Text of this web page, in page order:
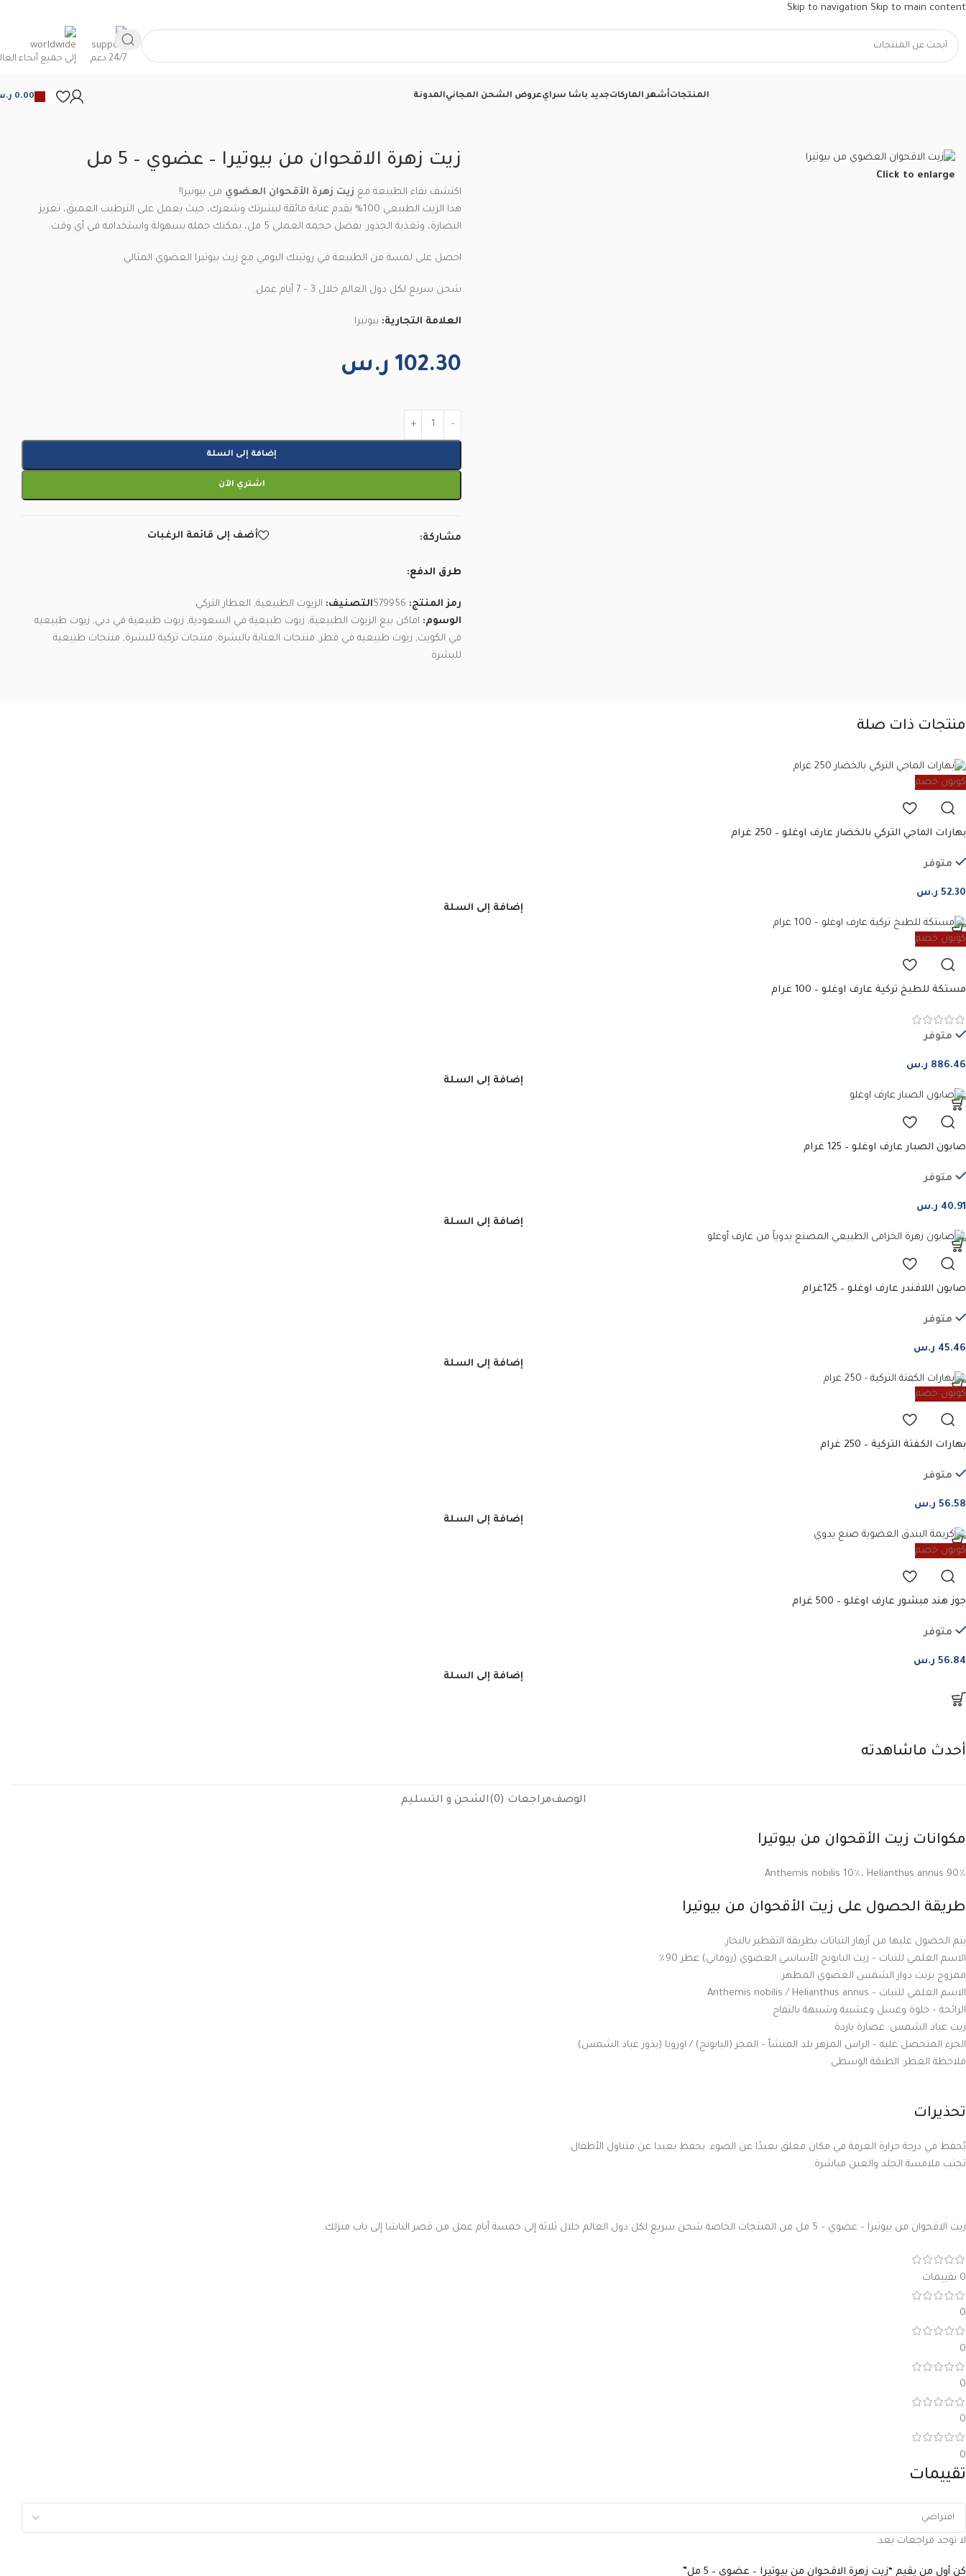
Skip to navigation Skip to main content
24/7 دعم إلى جميع أنحاء
المنتجاتأشهر الماركاتجديد باشا سرايعروض الشحن المجانيالمدونة 0.00
Click to enlarge
زيت زهرة الاقحوان من بيوتيرا – عضوي – 5 مل
اكتشف نقاء الطبيعة مع زيت زهرة الأقحوان العضوي من بيوتيرا!
هذا الزيت الطبيعي 100% يقدم عناية فائقة لبشرتك وشعرك، حيث يعمل على الترطيب العميق، تعزيز
النضارة، وتغذية الجذور. بفضل حجمه العملي 5 مل، يمكنك حمله بسهولة واستخدامه في أي وقت.
احصل على لمسة من الطبيعة في روتينك اليومي مع زيت بيوتيرا العضوي المثالي.
شحن سريع لكل دول العالم خلال 3 – 7 أيام عمل.
العلامة التجارية: بيوتيرا
102.30 ر.س
إضافة إلى السلة
اشتري الآن
أضف إلى قائمة الرغبات مشاركة:
طرق الدفع:
رمز المنتج: S79956التصنيف: الزيوت الطبيعية, العطار التركي
الوسوم: اماكن بيع الزيوت الطبيعية, زيوت طبيعية في السعودية, زيوت طبيعية في دبي, زيوت طبيعيه
في الكويت, زيوت طبيعيه في قطر, منتجات العناية بالبشرة, منتجات تركية للبشرة, منتجات طبيعية
للبشرة
منتجات ذات صلة
كوبون خصم
بهارات الماجي التركي بالخضار عارف اوغلو – 250 غرام
متوفر
52.30 ر.س
إضافة إلى السلة
كوبون خصم
مستكة للطبخ تركية عارف اوغلو – 100 غرام
متوفر
886.46 ر.س
إضافة إلى السلة
صابون الصبار عارف اوغلو – 125 غرام
متوفر
40.91 ر.س
إضافة إلى السلة
صابون اللافندر عارف اوغلو – 125غرام
متوفر
45.46 ر.س
إضافة إلى السلة
كوبون خصم
بهارات الكفتة التركية – 250 غرام
متوفر
56.58 ر.س
إضافة إلى السلة
كوبون خصم
جوز هند مبشور عارف اوغلو – 500 غرام
متوفر
56.84 ر.س
إضافة إلى السلة
أحدث ماشاهدته
الوصفمراجعات (0) الشحن و التسليم
مكوانات زيت الأقحوان من بيوتيرا
Anthemis nobilis 10٪، Helianthus annus 90٪.
طريقة الحصول على زيت الأقحوان من بيوتيرا
يتم الحصول عليها من أزهار النباتات بطريقة التقطير بالبخار.
الاسم العلمي للنبات – زيت البابونج الأساسي العضوي (روماني) عطر 90٪
ممزوج بزيت دوار الشمس العضوي المطهر.
الاسم العلمي للنبات – Anthemis nobilis / Helianthus annus
الرائحة – حلوة وعسل وعشبية وشبيهة بالتفاح
زيت عباد الشمس: عصارة باردة
الجزء المتحصل عليه – الراس المزهر بلد المنشأ – المجر (البابونج) / اوروبا (بذور عباد الشمس)
ملاحظة العطر: الطبقة الوسطى
تحذيرات
يُحفظ في درجة حرارة الغرفة في مكان مغلق بعيدًا عن الضوء. يحفظ بعيدا عن متناول الأطفال.
تجنب ملامسة الجلد والعين مباشرة.
زيت الاقحوان من بيوتيرا – عضوي – 5 مل من المنتجات الخاصة شحن سريع لكل دول العالم خلال ثلاثة إلى خمسة أيام عمل من قصر الباشا إلى باب منزلك.
0 تقييمات
0
0
0
0
0
تقييمات
لا توجد مراجعات بعد.
كن أول من يقيم “زيت زهرة الاقحوان من بيوتيرا – عضوي – 5 مل”